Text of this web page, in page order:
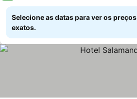
Selecione as datas para ver os preços
exatos.